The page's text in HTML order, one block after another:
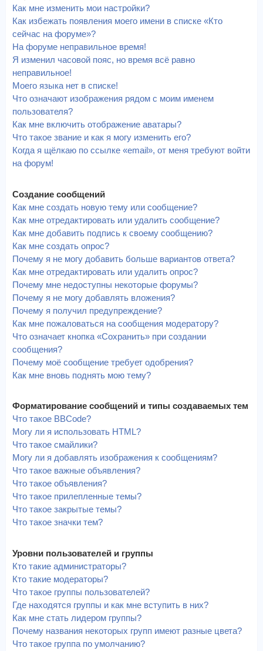
Как мне изменить мои настройки?
Как избежать появления моего имени в списке «Кто
сейчас на форуме»?
На форуме неправильное время!
Я изменил часовой пояс, но время всё равно
неправильное!
Моего языка нет в списке!
Что означают изображения рядом с моим именем
пользователя?
Как мне включить отображение аватары?
Что такое звание и как я могу изменить его?
Когда я щёлкаю по ссылке «email», от меня требуют войти
на форум!
Создание сообщений
Как мне создать новую тему или сообщение?
Как мне отредактировать или удалить сообщение?
Как мне добавить подпись к своему сообщению?
Как мне создать опрос?
Почему я не могу добавить больше вариантов ответа?
Как мне отредактировать или удалить опрос?
Почему мне недоступны некоторые форумы?
Почему я не могу добавлять вложения?
Почему я получил предупреждение?
Как мне пожаловаться на сообщения модератору?
Что означает кнопка «Сохранить» при создании
сообщения?
Почему моё сообщение требует одобрения?
Как мне вновь поднять мою тему?
Форматирование сообщений и типы создаваемых тем
Что такое BBCode?
Могу ли я использовать HTML?
Что такое смайлики?
Могу ли я добавлять изображения к сообщениям?
Что такое важные объявления?
Что такое объявления?
Что такое прилепленные темы?
Что такое закрытые темы?
Что такое значки тем?
Уровни пользователей и группы
Кто такие администраторы?
Кто такие модераторы?
Что такое группы пользователей?
Где находятся группы и как мне вступить в них?
Как мне стать лидером группы?
Почему названия некоторых групп имеют разные цвета?
Что такое группа по умолчанию?